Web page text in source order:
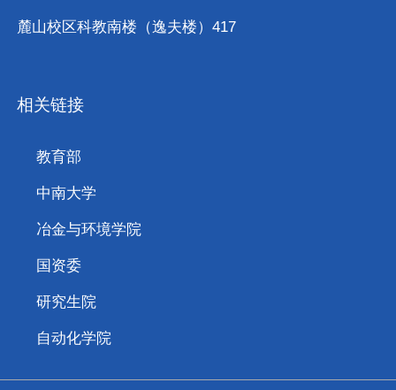
麓山校区科教南楼（逸夫楼）417
相关链接
教育部
中南大学
冶金与环境学院
国资委
研究生院
自动化学院